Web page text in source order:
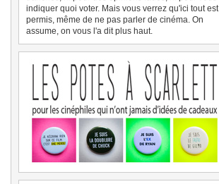
indiquer quoi voter. Mais vous verrez qu'ici tout est
permis, même de ne pas parler de cinéma. On
assume, on vous l'a dit plus haut.